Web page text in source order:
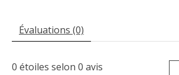
Évaluations (0)
0 étoiles selon 0 avis